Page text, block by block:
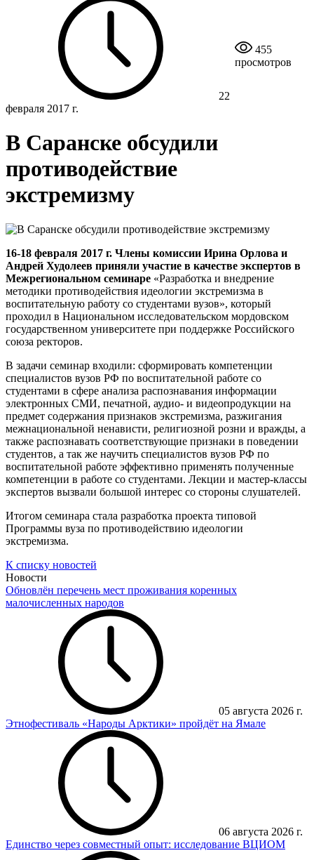
22
февраля 2017 г.
455
просмотров
В Саранске обсудили
противодействие
экстремизму
16-18 февраля 2017 г. Члены комиссии Ирина Орлова и
Андрей Худолеев приняли участие в качестве экспертов в
Межрегиональном семинаре «Разработка и внедрение
методики противодействия идеологии экстремизма в
воспитательную работу со студентами вузов», который
проходил в Национальном исследовательском мордовском
государственном университете при поддержке Российского
союза ректоров.
В задачи семинар входили: сформировать компетенции
специалистов вузов РФ по воспитательной работе со
студентами в сфере анализа распознавания информации
электронных СМИ, печатной, аудио- и видеопродукции на
предмет содержания признаков экстремизма, разжигания
межнациональной ненависти, религиозной розни и вражды, а
также распознавать соответствующие признаки в поведении
студентов, а так же научить специалистов вузов РФ по
воспитательной работе эффективно применять полученные
компетенции в работе со студентами. Лекции и мастер-классы
экспертов вызвали большой интерес со стороны слушателей.
Итогом семинара стала разработка проекта типовой
Программы вуза по противодействию идеологии
экстремизма.
К списку новостей
Новости
Обновлён перечень мест проживания коренных
малочисленных народов
05 августа 2026 г.
Этнофестиваль «Народы Арктики» пройдёт на Ямале
06 августа 2026 г.
Единство через совместный опыт: исследование ВЦИОМ